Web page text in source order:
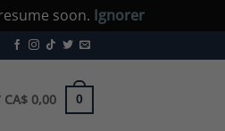
soon. Ignorer
CA$ 0,00 0